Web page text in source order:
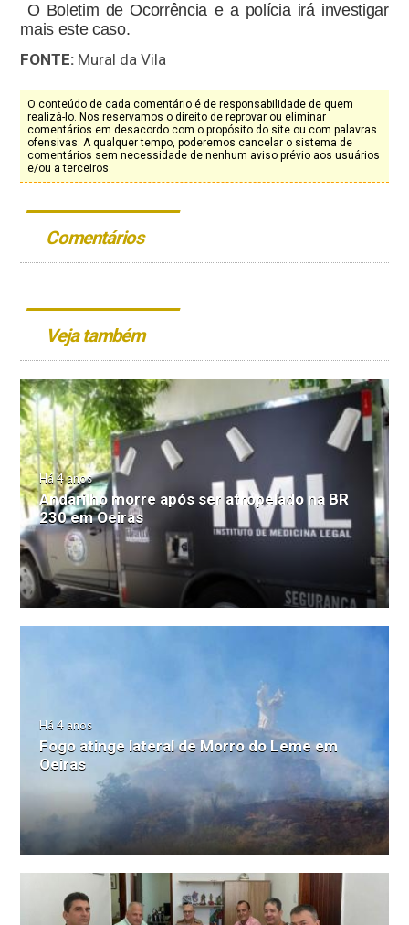
O Boletim de Ocorrência e a polícia irá investigar
mais este caso.
FONTE: Mural da Vila
O conteúdo de cada comentário é de responsabilidade de quem
realizá-lo. Nos reservamos o direito de reprovar ou eliminar
comentários em desacordo com o propósito do site ou com palavras
ofensivas. A qualquer tempo, poderemos cancelar o sistema de
comentários sem necessidade de nenhum aviso prévio aos usuários
e/ou a terceiros.
Comentários
Veja também
Há 4 anos
Andarilho morre após ser atropelado na BR
230 em Oeiras
Há 4 anos
Fogo atinge lateral de Morro do Leme em
Oeiras